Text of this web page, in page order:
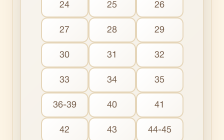
24 25 26
27 28 29
30 31 32
33 34 35
36-39 40 41
42 43 44-45